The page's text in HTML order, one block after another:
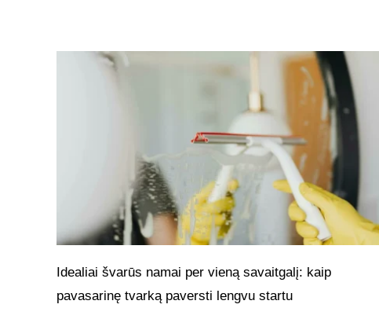
Idealiai švarūs namai per vieną savaitgalį: kaip
pavasarinę tvarką paversti lengvu startu